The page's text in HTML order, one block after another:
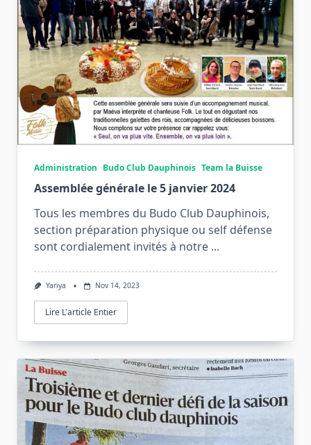
Administration Budo Club Dauphinois Team la Buisse
Assemblée générale le 5 janvier 2024
Tous les membres du Budo Club Dauphinois,
section préparation physique ou self défense
sont cordialement invités à notre ...
Yariya Nov 14, 2023
Lire L'article Entier